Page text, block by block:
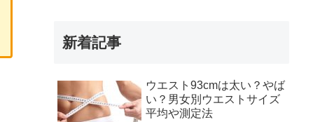
新着記事
ウエスト93cmは太い？やば
い？男女別ウエストサイズ
平均や測定法